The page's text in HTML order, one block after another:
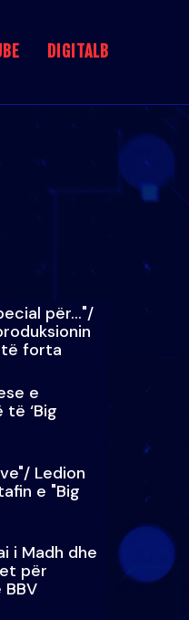
DIGITALB
për…"/
të forta
e
‘Big
Ledion
e "Big
i Madh dhe
për